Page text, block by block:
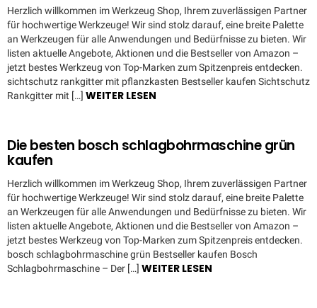
Herzlich willkommen im Werkzeug Shop, Ihrem zuverlässigen Partner
für hochwertige Werkzeuge! Wir sind stolz darauf, eine breite Palette
an Werkzeugen für alle Anwendungen und Bedürfnisse zu bieten. Wir
listen aktuelle Angebote, Aktionen und die Bestseller von Amazon –
jetzt bestes Werkzeug von Top-Marken zum Spitzenpreis entdecken.
sichtschutz rankgitter mit pflanzkasten Bestseller kaufen Sichtschutz
Rankgitter mit […] WEITER LESEN
Die besten bosch schlagbohrmaschine grün
kaufen
Herzlich willkommen im Werkzeug Shop, Ihrem zuverlässigen Partner
für hochwertige Werkzeuge! Wir sind stolz darauf, eine breite Palette
an Werkzeugen für alle Anwendungen und Bedürfnisse zu bieten. Wir
listen aktuelle Angebote, Aktionen und die Bestseller von Amazon –
jetzt bestes Werkzeug von Top-Marken zum Spitzenpreis entdecken.
bosch schlagbohrmaschine grün Bestseller kaufen Bosch
Schlagbohrmaschine – Der […] WEITER LESEN